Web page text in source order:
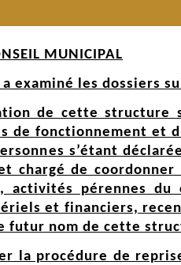
MUNICIPAL
examiné les dossiers
de cette
de fonctionnement et
s’étant
chargé de
pérennes du
et financiers,
futur nom de cette
la procédure de